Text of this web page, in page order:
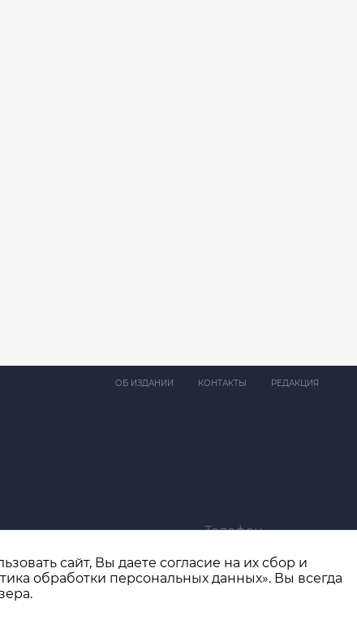
ОБ ИЗДАНИИ КОНТАКТЫ РЕДАКЦИЯ
Телефон
сайт, Вы даете согласие на их сбор и
обработки персональных данных». Вы всегда